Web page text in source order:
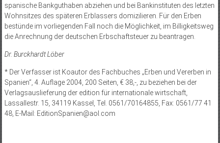
spanische Bankguthaben abziehen und bei Bankinstituten des letzten
Wohnsitzes des späteren Erblassers domizilieren. Für den Erben
bestünde im vorliegenden Fall noch die Möglichkeit, im Billigkeitsweg
die Anrechnung der deutschen Erbschaftsteuer zu beantragen.
Dr. Burckhardt Löber
* Der Verfasser ist Koautor des Fachbuches „Erben und Vererben in
Spanien“, 4. Auflage 2004, 200 Seiten, € 38,-, zu beziehen bei der
Verlagsauslieferung der edition für internationale wirtschaft,
Lassallestr. 15, 34119 Kassel, Tel. 0561/70164855, Fax: 0561/77 41
48, E-Mail: EditionSpanien@aol.com